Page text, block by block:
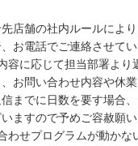
店舗の社内ルールによ
お電話でご連絡させてい
容に応じて担当部署より
お問い合わせ内容や休
までに日数を要す場合
ますので予めご容赦願い
わせプログラムが動かな